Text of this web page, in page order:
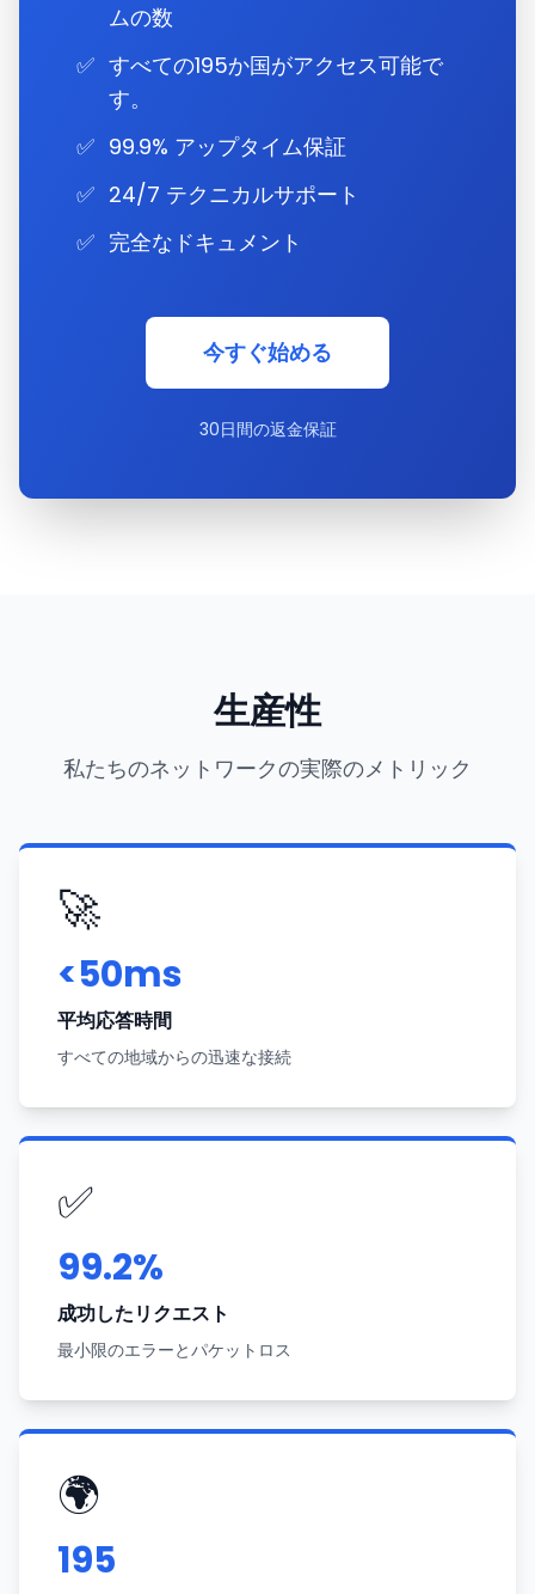
ムの数
✅ すべての195か国がアクセス可能で
す。
✅ 99.9% アップタイム保証
✅ 24/7 テクニカルサポート
✅ 完全なドキュメント
今すぐ始める
30日間の返金保証
生産性
私たちのネットワークの実際のメトリック
🚀
<50ms
平均応答時間
すべての地域からの迅速な接続
✅
99.2%
成功したリクエスト
最小限のエラーとパケットロス
🌍
195